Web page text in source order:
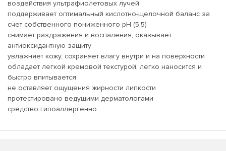
воздействия ультрафиолетовых лучей
поддерживает оптимальный кислотно-щелочной баланс за
счет собственного пониженного рН (5,5)
снимает раздражения и воспаления, оказывает
антиоксидантную защиту
увлажняет кожу, сохраняет влагу внутри и на поверхности
обладает легкой кремовой текстурой, легко наносится и
быстро впитывается
не оставляет ощущения жирности липкости
протестировано ведущими дерматологами
средство гипоаллергенно